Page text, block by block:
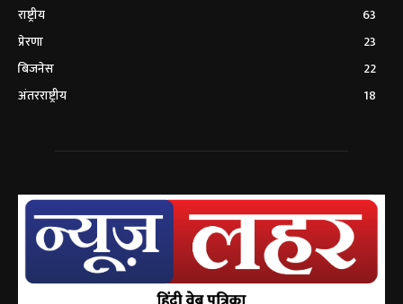
राष्ट्रीय
63
प्रेरणा
23
बिजनेस
22
अंतरराष्ट्रीय
18